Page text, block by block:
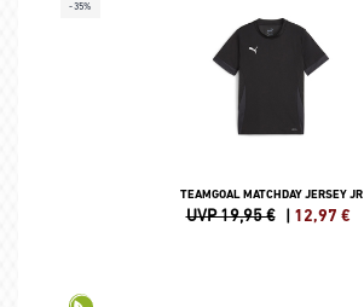
-35%
TEAMGOAL MATCHDAY JERSEY JR
UVP 19,95 € | 12,97 €